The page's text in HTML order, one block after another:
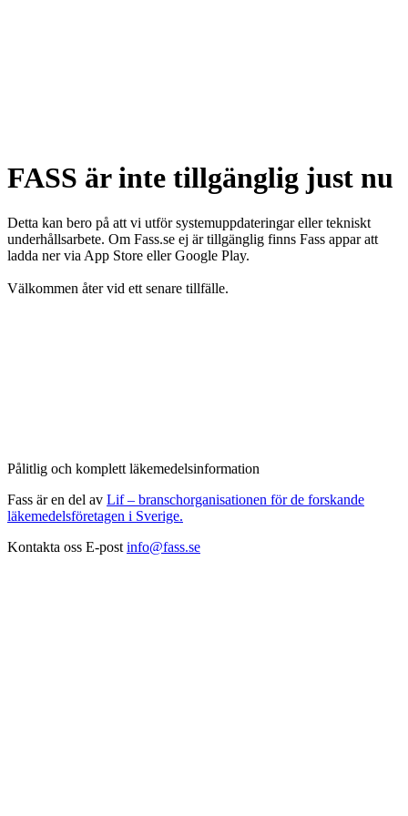
FASS är inte tillgänglig just nu
Detta kan bero på att vi utför systemuppdateringar eller tekniskt
underhållsarbete. Om Fass.se ej är tillgänglig finns Fass appar att
ladda ner via App Store eller Google Play.
Välkommen åter vid ett senare tillfälle.
Pålitlig och komplett läkemedelsinformation
Fass är en del av Lif – branschorganisationen för de forskande
läkemedelsföretagen i Sverige.
Kontakta oss E-post info@fass.se